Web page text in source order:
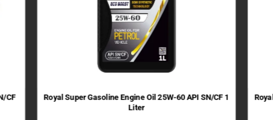
CF
Royal Super Gasoline Engine Oil 25W-60 API SN/CF 1
Liter